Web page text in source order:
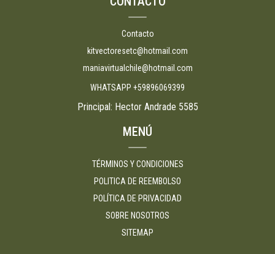
Contacto
kitvectoresetc@hotmail.com
maniavirtualchile@hotmail.com
WHATSAPP +59896069399
Principal: Hector Andrade 5585
MENÚ
TÉRMINOS Y CONDICIONES
POLITICA DE REEMBOLSO
POLÍTICA DE PRIVACIDAD
SOBRE NOSOTROS
SITEMAP